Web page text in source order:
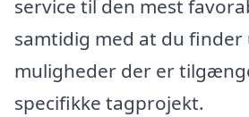
service til den mest
samtidig med at du finder
muligheder der er
specifikke tagprojekt.